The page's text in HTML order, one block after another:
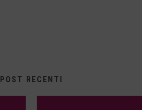
POST RECENTI